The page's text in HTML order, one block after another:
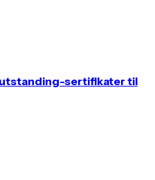
sertifikater til